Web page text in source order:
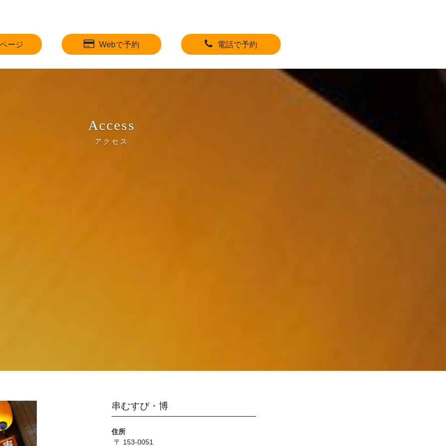
ージ Webで予約 電話で予約
Access
アクセス
串むすび・博
住所
〒 153-0051